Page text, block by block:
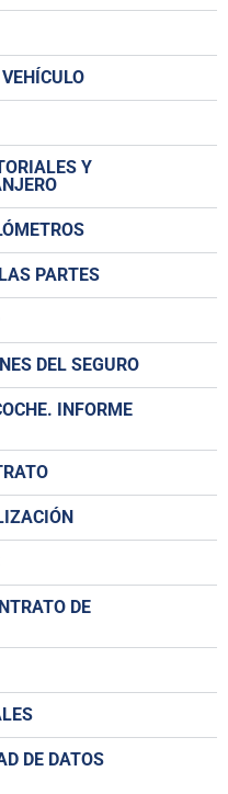
Y
PARTES
DEL SEGURO
INFORME
DE
DE DATOS